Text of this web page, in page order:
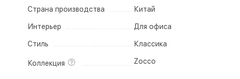
Страна производства Китай
Интерьер Для офиса
Стиль Классика
Коллекция Zocco